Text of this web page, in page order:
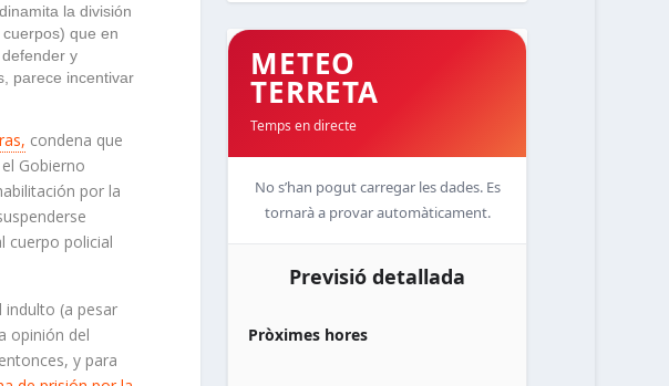
la división
que en
y
parece incentivar
condena que
Gobierno
por la
cuerpo policial
indulto (a pesar
opinión del
y para
METEO
TERRETA
Temps en directe
No s’han pogut carregar les dades. Es
tornarà a provar automàticament.
Previsió detallada
Pròximes hores